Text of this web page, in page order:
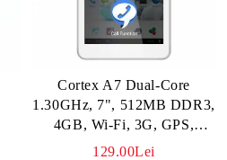
Cortex A7 Dual-Core
1.30GHz, 7", 512MB DDR3,
4GB, Wi-Fi, 3G, GPS,
Bluetooth, Android 4.2 Jelly
129.00Lei